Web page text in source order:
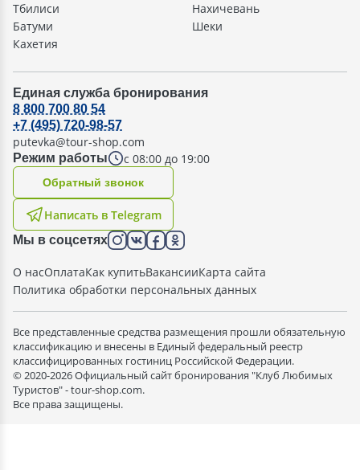
Тбилиси
Батуми
Кахетия
Нахичевань
Шеки
Единая служба бронирования
Режим работы с 08:00 до 19:00
8 800 700 80 54
+7 (495) 720-98-57
putevka@tour-shop.com
Написать в Telegram
Oбратный звонок
Мы в соцсетях
О насОплатаКак купитьВакансииКарта сайта
Политика обработки персональных данных
Все представленные средства размещения прошли обязательную
классификацию и внесены в Единый федеральный реестр
классифицированных гостиниц Российской Федерации.
© 2020-2026 Официальный сайт бронирования "Клуб Любимых
Туристов" - tour-shop.com.
Все права защищены.